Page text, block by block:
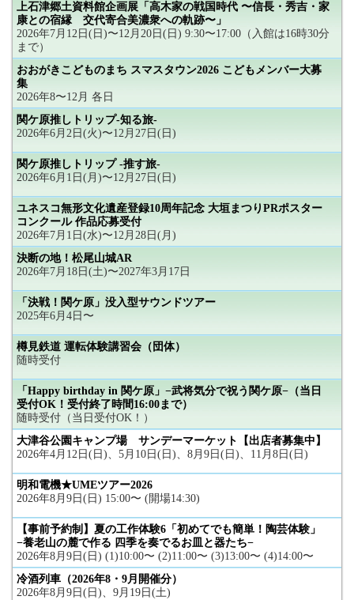
上石津郷土資料館企画展「高木家の戦国時代 〜信長・秀吉・家
康との宿縁 交代寄合美濃衆への軌跡〜」
2026年7月12日(日)〜12月20日(日) 9:30〜17:00（入館は16時30分
まで）
おおがきこどものまち スマスタウン2026 こどもメンバー大募
集
2026年8〜12月 各日
関ケ原推しトリップ-知る旅-
2026年6月2日(火)〜12月27日(日)
関ケ原推しトリップ -推す旅-
2026年6月1日(月)〜12月27日(日)
ユネスコ無形文化遺産登録10周年記念 大垣まつりPRポスター
コンクール 作品応募受付
2026年7月1日(水)〜12月28日(月)
決断の地！松尾山城AR
2026年7月18日(土)〜2027年3月17日
「決戦！関ケ原」没入型サウンドツアー
2025年6月4日〜
樽見鉄道 運転体験講習会（団体）
随時受付
「Happy birthday in 関ケ原」−武将気分で祝う関ケ原−（当日
受付OK！受付終了時間16:00まで）
随時受付（当日受付OK！）
大津谷公園キャンプ場 サンデーマーケット【出店者募集中】
2026年4月12日(日)、5月10日(日)、8月9日(日)、11月8日(日)
明和電機★UMEツアー2026
2026年8月9日(日) 15:00〜 (開場14:30)
【事前予約制】夏の工作体験6「初めてでも簡単！陶芸体験」
−養老山の麓で作る 四季を奏でるお皿と器たち−
2026年8月9日(日) (1)10:00〜 (2)11:00〜 (3)13:00〜 (4)14:00〜
冷酒列車（2026年8・9月開催分）
2026年8月9日(日)、9月19日(土)